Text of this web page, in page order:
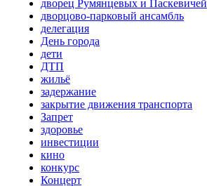
дворец Румянцевых и Паскевичей
дворцово-парковый ансамбль
делегация
День города
дети
ДТП
жильё
задержание
закрытие движения транспорта
Запрет
здоровье
инвестиции
кино
конкурс
Концерт